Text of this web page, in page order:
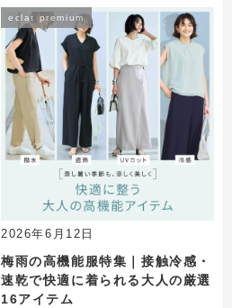
2026年6月12日
eclat premium
梅雨の高機能服特集｜接触冷感・
速乾で快適に着られる大人の厳選
16アイテム